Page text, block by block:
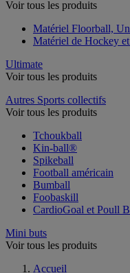
Voir tous les produits
Matériel Floorball,
Matériel de Hockey
Ultimate
Voir tous les produits
Autres Sports collectifs
Voir tous les produits
Tchoukball
Kin-ball®
Spikeball
Football américain
Bumball
Foobaskill
CardioGoal et Poull
Mini buts
Voir tous les produits
Accueil